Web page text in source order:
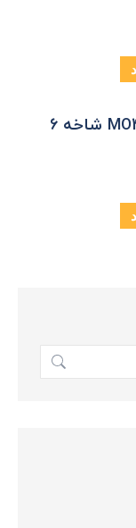
میلگرد آلیاژی MO40 شاخه 6